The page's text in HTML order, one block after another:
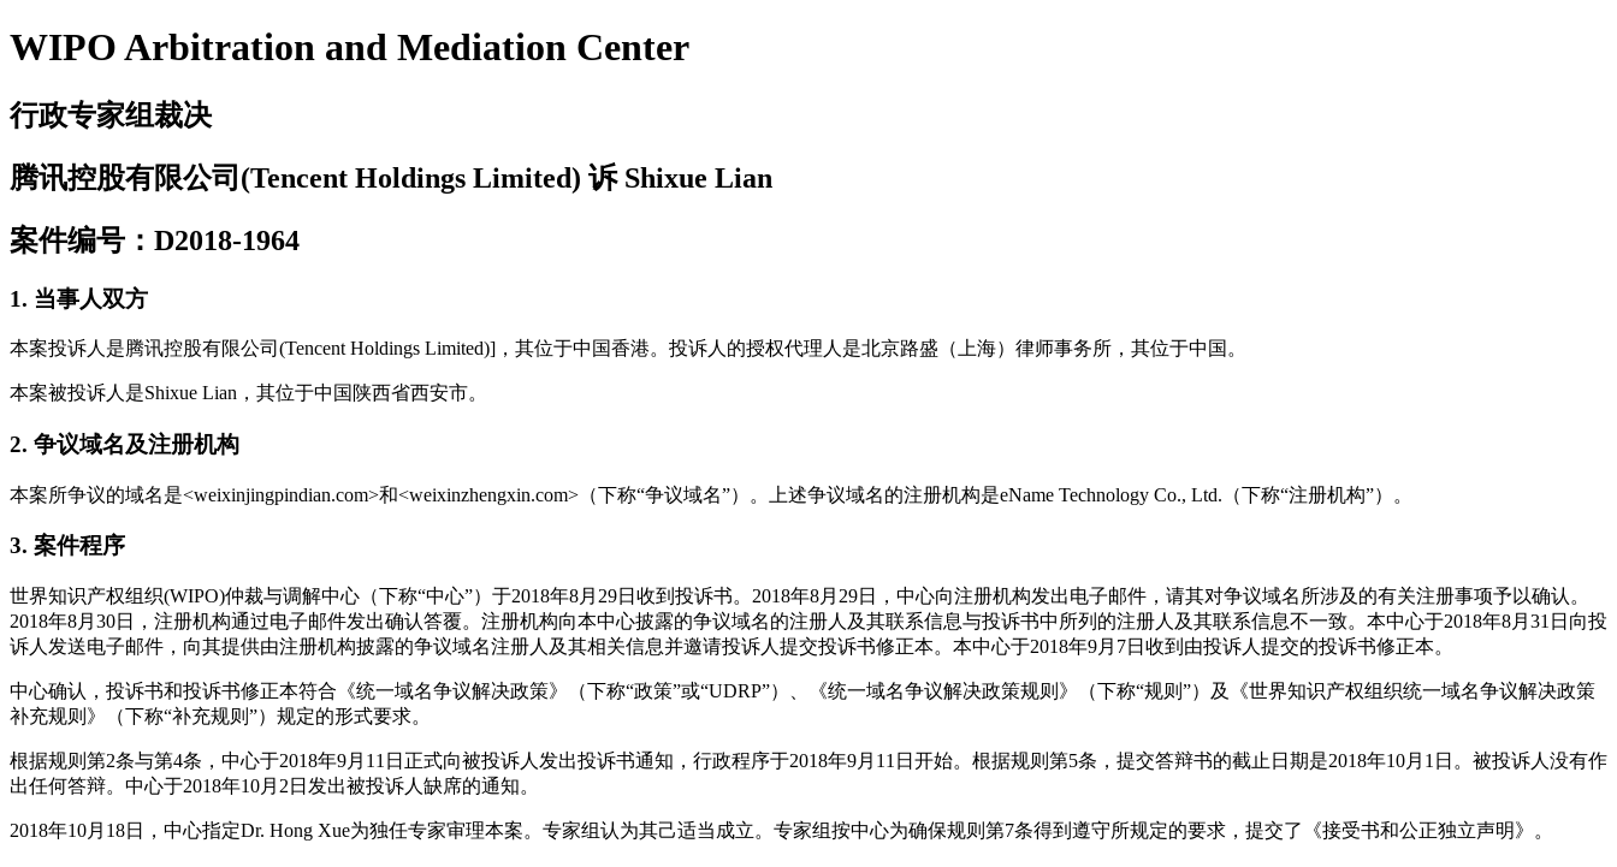
WIPO Arbitration and Mediation Center
行政专家组裁决
腾讯控股有限公司(Tencent Holdings Limited) 诉 Shixue Lian
案件编号：D2018-1964
1. 当事人双方
本案投诉人是腾讯控股有限公司(Tencent Holdings Limited)]，其位于中国香港。投诉人的授权代理人是北京路盛（上海）律师事务所，其位于中国。
本案被投诉人是Shixue Lian，其位于中国陕西省西安市。
2. 争议域名及注册机构
本案所争议的域名是<weixinjingpindian.com>和<weixinzhengxin.com>（下称“争议域名”）。上述争议域名的注册机构是eName Technology Co., Ltd.（下称“注册机构”）。
3. 案件程序
世界知识产权组织(WIPO)仲裁与调解中心（下称“中心”）于2018年8月29日收到投诉书。2018年8月29日，中心向注册机构发出电子邮件，请其对争议域名所涉及的有关注册事项予以确认。
2018年8月30日，注册机构通过电子邮件发出确认答覆。注册机构向本中心披露的争议域名的注册人及其联系信息与投诉书中所列的注册人及其联系信息不一致。本中心于2018年8月31日向投
诉人发送电子邮件，向其提供由注册机构披露的争议域名注册人及其相关信息并邀请投诉人提交投诉书修正本。本中心于2018年9月7日收到由投诉人提交的投诉书修正本。
中心确认，投诉书和投诉书修正本符合《统一域名争议解决政策》（下称“政策”或“UDRP”）、《统一域名争议解决政策规则》（下称“规则”）及《世界知识产权组织统一域名争议解决政策
补充规则》（下称“补充规则”）规定的形式要求。
根据规则第2条与第4条，中心于2018年9月11日正式向被投诉人发出投诉书通知，行政程序于2018年9月11日开始。根据规则第5条，提交答辩书的截止日期是2018年10月1日。被投诉人没有作
出任何答辩。中心于2018年10月2日发出被投诉人缺席的通知。
2018年10月18日，中心指定Dr. Hong Xue为独任专家审理本案。专家组认为其己适当成立。专家组按中心为确保规则第7条得到遵守所规定的要求，提交了《接受书和公正独立声明》。